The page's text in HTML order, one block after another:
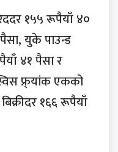
१५५ रूपैयाँ ४०
युके पाउन्ड
४१ पैसा र
फ्र्यांक एकको
१६६ रूपैयाँ